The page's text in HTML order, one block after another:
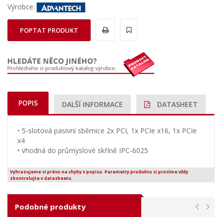
Výrobce:
POPTAT PRODUKT
POPIS DALŠÍ INFORMACE DATASHEET
• 5-slotová pasivní sběrnice 2x PCI, 1x PCIe x16, 1x PCIe
x4
• vhodná do průmyslové skříně IPC-6025
Vyhrazujeme si právo na chyby v popisu. Parametry produktu si prosíme vždy
zkontrolujte v datasheetu.
Podobné produkty